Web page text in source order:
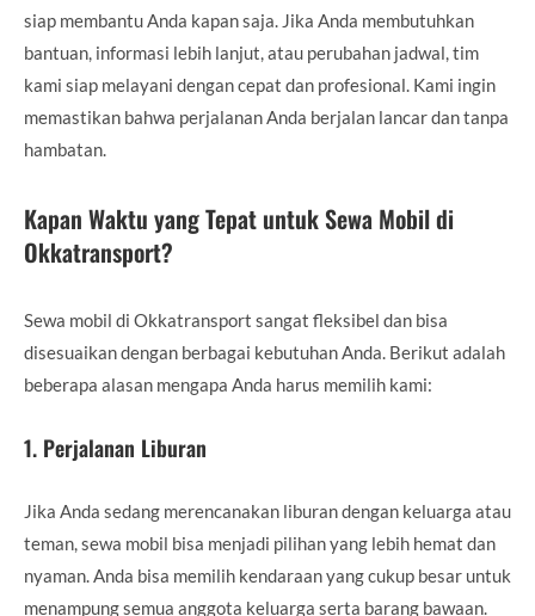
siap membantu Anda kapan saja. Jika Anda membutuhkan
bantuan, informasi lebih lanjut, atau perubahan jadwal, tim
kami siap melayani dengan cepat dan profesional. Kami ingin
memastikan bahwa perjalanan Anda berjalan lancar dan tanpa
hambatan.
Kapan Waktu yang Tepat untuk Sewa Mobil di
Okkatransport?
Sewa mobil di Okkatransport sangat fleksibel dan bisa
disesuaikan dengan berbagai kebutuhan Anda. Berikut adalah
beberapa alasan mengapa Anda harus memilih kami:
1. Perjalanan Liburan
Jika Anda sedang merencanakan liburan dengan keluarga atau
teman, sewa mobil bisa menjadi pilihan yang lebih hemat dan
nyaman. Anda bisa memilih kendaraan yang cukup besar untuk
menampung semua anggota keluarga serta barang bawaan.